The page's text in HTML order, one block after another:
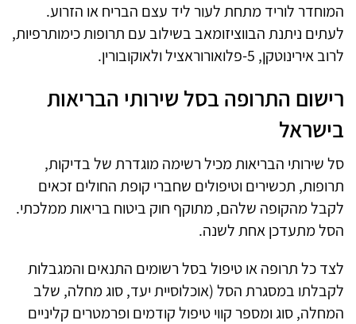
המוחדר לוריד מתחת לעור ליד עצם הבריח או הזרוע.
לעתים ניתנת הבווציזומאב בשילוב עם תרופות כימותרפיות,
לרוב אירינוטקן, 5-פלואורוראציל ולאוקובורין.
רישום התרופה בסל שירותי הבריאות
בישראל
סל שירותי הבריאות מכיל רשימה מוגדרת של בדיקות,
תרופות, תכשירים וטיפולים שחברי קופת החולים זכאים
לקבל מהקופה שלהם, מתוקף חוק ביטוח בריאות ממלכתי.
הסל מתעדכן אחת לשנה.
לצד כל תרופה או טיפול בסל רשומים התנאים והמגבלות
לקבלתו במסגרת הסל (אוכלוסיית יעד, סוג מחלה, שלב
המחלה, סוג ומספר קווי טיפול קודמים ופרמטרים קליניים